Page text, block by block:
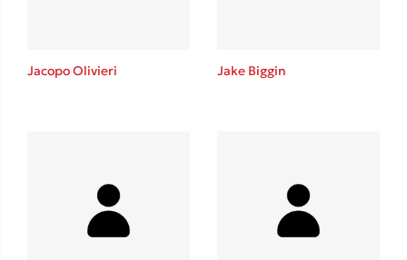
Jacopo Olivieri Jake Biggin